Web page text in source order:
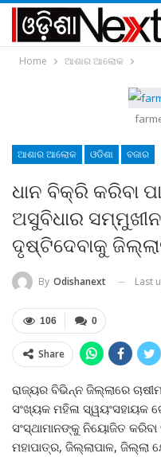
Home ଆଶାର ଆଲୋକ
ଆଶାର ଆଲୋକ ଓଡିଶା ବଜାର
ଧାନ ବିକ୍ରି କରିବା
ଅସୁବିଧାର
ଦୃଷ୍ଟିଦେବାକୁ
By Odishanext Last
0
106
Share
ରାଜ୍ୟର ବିଭିନ୍ନ ଜିଲ୍ଲାରେ
ସଂଖ୍ୟକ ମହିଳା ସ୍ୱୟଂସହାୟକ
ସଂସ୍ଥାମାନଙ୍କୁ ନିୟୋଜିତ
ମହାପାତ୍ର, ଜିଲ୍ଲାପାଳ, ଜିଲ୍ଲା